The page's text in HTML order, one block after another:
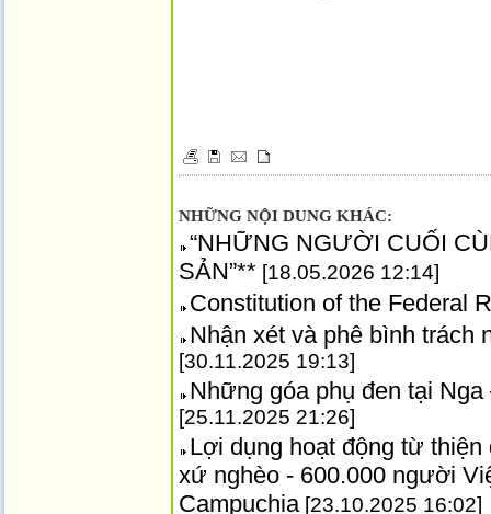
NHỮNG NỘI DUNG KHÁC:
“NHỮNG NGƯỜI CUỐI
SẢN”** [18.05.2026 12:14]
Constitution of the Federal
Nhận xét và phê bình trách
[30.11.2025 19:13]
Những góa phụ đen tại
[25.11.2025 21:26]
Lợi dụng hoạt động từ
xứ nghèo - 600.000 người
Campuchia [23.10.2025 16:02]